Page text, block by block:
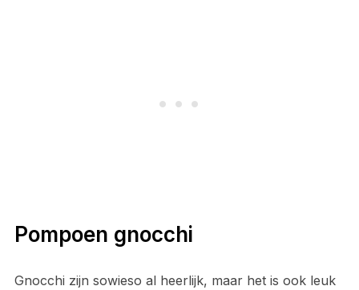
Pompoen gnocchi
Gnocchi zijn sowieso al heerlijk, maar het is ook leuk